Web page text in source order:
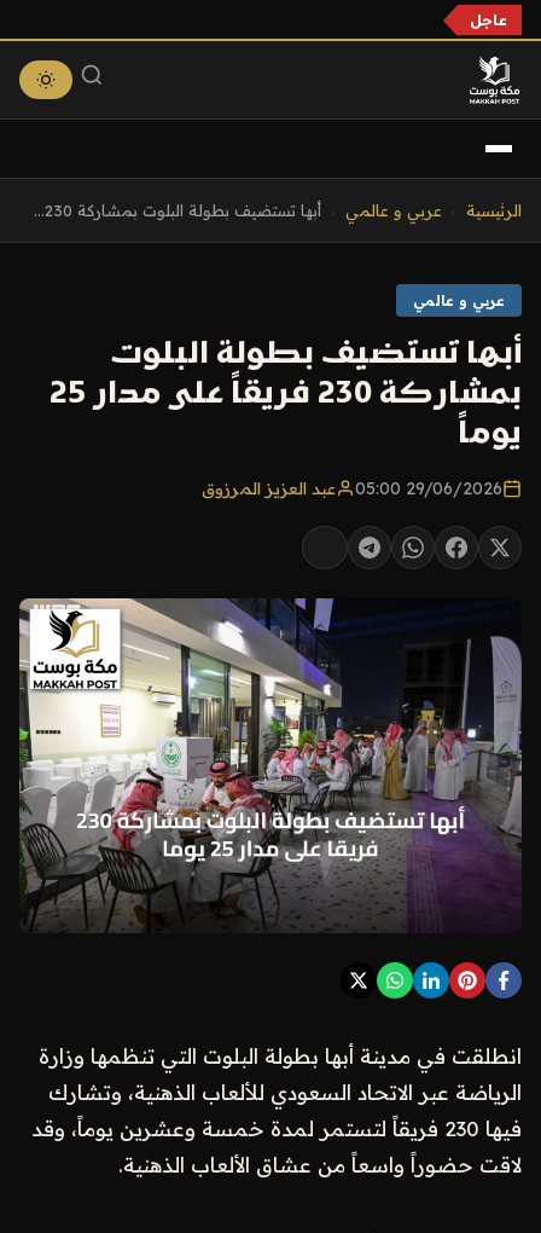
عاجل
الرئيسية عربي و عالمي أبها تستضيف بطولة البلوت بمشاركة 230...
عربي و عالمي
أبها تستضيف بطولة البلوت
بمشاركة 230 فريقاً على مدار 25
يوماً
29/06/2026 05:00 عبد العزيز المرزوق
انطلقت في مدينة أبها بطولة البلوت التي تنظمها وزارة
الرياضة عبر الاتحاد السعودي للألعاب الذهنية، وتشارك
فيها 230 فريقاً لتستمر لمدة خمسة وعشرين يوماً، وقد
لاقت حضوراً واسعاً من عشاق الألعاب الذهنية.